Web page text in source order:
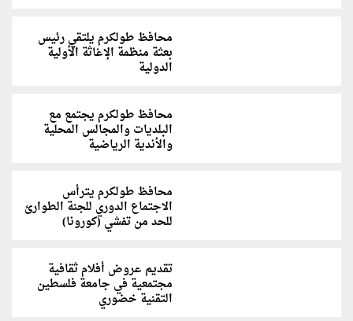
محافظ طولكرم يلتقي رئيس
بعثة منظمة الإغاثة الأولية
الدولية
محافظ طولكرم يجتمع مع
البلديات والمجالس المحلية
والأندية الرياضية
محافظ طولكرم يترأس
الاجتماع الدوري للجنة الطوارئ
للحد من تفشي (كورونا)
تقديم عروض أفلام ثقافية
مجتمعية في جامعة فلسطين
التقنية خضوري